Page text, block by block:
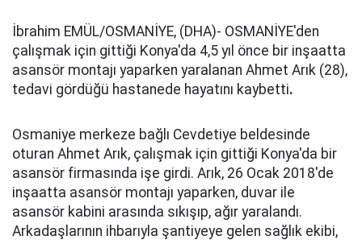
İbrahim EMÜL/OSMANİYE, (DHA)- OSMANİYE'den
çalışmak için gittiği Konya'da 4,5 yıl önce bir inşaatta
asansör montajı yaparken yaralanan Ahmet Arık (28),
tedavi gördüğü hastanede hayatını kaybetti.
Osmaniye merkeze bağlı Cevdetiye beldesinde
oturan Ahmet Arık, çalışmak için gittiği Konya'da bir
asansör firmasında işe girdi. Arık, 26 Ocak 2018'de
inşaatta asansör montajı yaparken, duvar ile
asansör kabini arasında sıkışıp, ağır yaralandı.
Arkadaşlarının ihbarıyla şantiyeye gelen sağlık ekibi,